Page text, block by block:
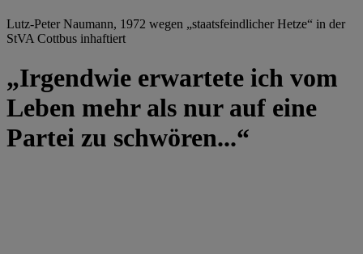
Lutz-Peter Naumann, 1972 wegen „staatsfeindlicher Hetze“ in der
StVA Cottbus inhaftiert
„Irgendwie erwartete ich vom
Leben mehr als nur auf eine
Partei zu schwören...“